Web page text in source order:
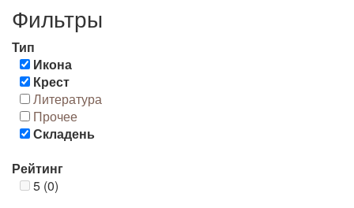
Фильтры
Тип
Икона
Крест
Литература
Прочее
Складень
Рейтинг
5 (0)